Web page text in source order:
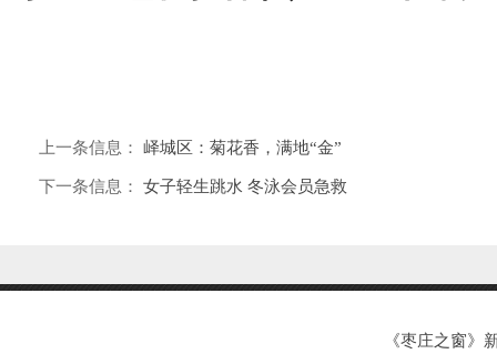
上一条信息： 峄城区：菊花香，满地“金”
下一条信息： 女子轻生跳水 冬泳会员急救
《枣庄之窗